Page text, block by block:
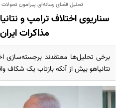
تحلیل فضای رسانه‌ای پیرامون
سناریوی اختلاف ترامپ و
مذاکرات
برخی تحلیل‌ها معتقدند برجسته‌سازی
نتانیاهو بیش از آنکه بازتاب یک شکاف